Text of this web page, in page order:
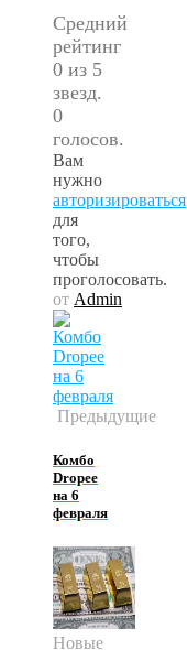
Средний
рейтинг
0 из 5
звезд.
0
голосов.
Вам
нужно
авторизироваться
для
того,
чтобы
проголосовать.
от Admin
Предыдущие
Комбо
Dropee
на 6
февраля
Новые